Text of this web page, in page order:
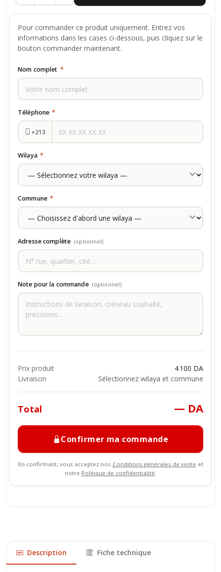
Pour commander ce produit uniquement. Entrez vos
informations dans les cases ci-dessous, puis cliquez sur le
bouton commander maintenant.
Nom complet *
Téléphone *
+213
Wilaya *
Commune *
Adresse complète (optionnel)
Note pour la commande (optionnel)
Prix produit
4 100 DA
Livraison
Sélectionnez wilaya et commune
Total — DA
Confirmer ma commande
En confirmant, vous acceptez nos Conditions générales de vente et
notre Politique de confidentialité.
Description Fiche technique